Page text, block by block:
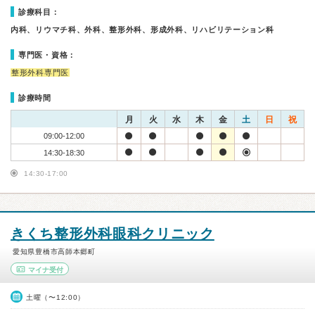
診療科目：
内科、リウマチ科、外科、整形外科、形成外科、リハビリテーション科
専門医・資格：
整形外科専門医
診療時間
月 火 水 木 金 土 日 祝
09:00-12:00
14:30-18:30
14:30-17:00
きくち整形外科眼科クリニック
愛知県豊橋市高師本郷町
マイナ受付
土曜（〜12:00）